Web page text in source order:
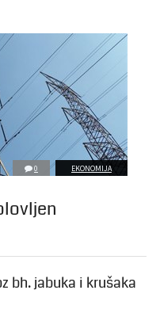
0 EKONOMIJA
bh. jabuka i krušaka